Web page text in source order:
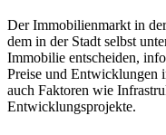
Der Immobilienmarkt in
dem in der Stadt selbst
Immobilie entscheiden,
Preise und Entwicklungen
auch Faktoren wie
Entwicklungsprojekte.